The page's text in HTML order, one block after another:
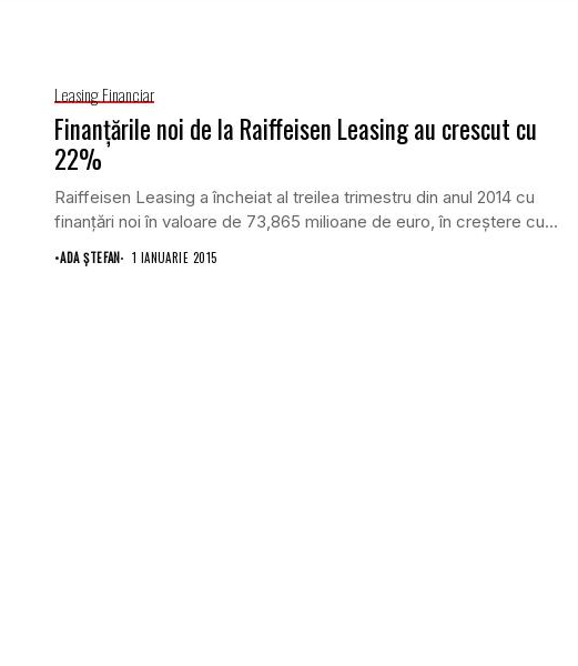
Leasing Financiar
Finanţările noi de la Raiffeisen Leasing au crescut cu
22%
Raiffeisen Leasing a încheiat al treilea trimestru din anul 2014 cu
finanţări noi în valoare de 73,865 milioane de euro, în creştere cu...
•ADA ȘTEFAN 1 IANUARIE 2015